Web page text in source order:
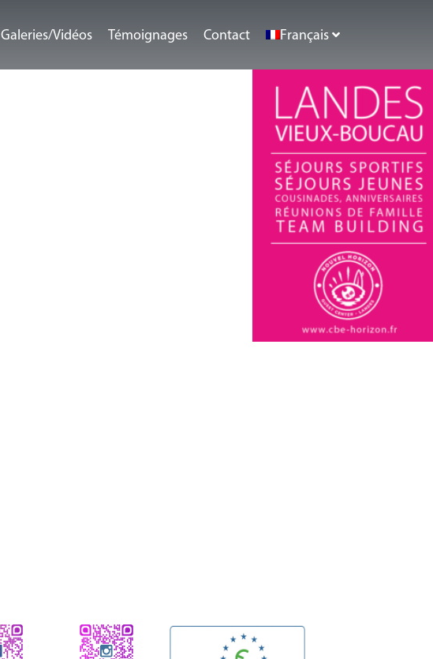
Galeries/Vidéos Témoignages Contact Français